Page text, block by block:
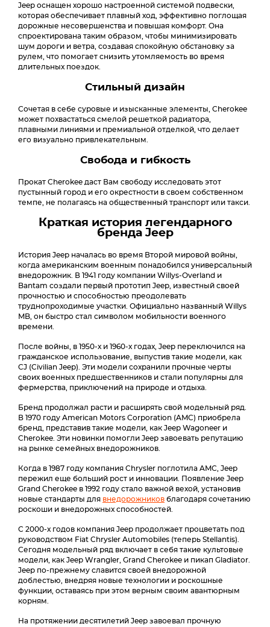
Jeep оснащен хорошо настроенной системой подвески,
которая обеспечивает плавный ход, эффективно поглощая
дорожные несовершенства и повышая комфорт. Она
спроектирована таким образом, чтобы минимизировать
шум дороги и ветра, создавая спокойную обстановку за
рулем, что помогает снизить утомляемость во время
длительных поездок.
Стильный дизайн
Сочетая в себе суровые и изысканные элементы, Cherokee
может похвастаться смелой решеткой радиатора,
плавными линиями и премиальной отделкой, что делает
его визуально привлекательным.
Свобода и гибкость
Прокат Cherokee даст Вам свободу исследовать этот
пустынный город и его окрестности в своем собственном
темпе, не полагаясь на общественный транспорт или такси.
Краткая история легендарного
бренда Jeep
История Jeep началась во время Второй мировой войны,
когда американским военным понадобился универсальный
внедорожник. В 1941 году компании Willys-Overland и
Bantam создали первый прототип Jeep, известный своей
прочностью и способностью преодолевать
труднопроходимые участки. Официально названный Willys
MB, он быстро стал символом мобильности военного
времени.
После войны, в 1950-х и 1960-х годах, Jeep переключился на
гражданское использование, выпустив такие модели, как
CJ (Civilian Jeep). Эти модели сохранили прочные черты
своих военных предшественников и стали популярны для
фермерства, приключений на природе и отдыха.
Бренд продолжал расти и расширять свой модельный ряд.
В 1970 году American Motors Corporation (AMC) приобрела
бренд, представив такие модели, как Jeep Wagoneer и
Cherokee. Эти новинки помогли Jeep завоевать репутацию
на рынке семейных внедорожников.
Когда в 1987 году компания Chrysler поглотила AMC, Jeep
пережил еще больший рост и инновации. Появление Jeep
Grand Cherokee в 1992 году стало важной вехой, установив
новые стандарты для внедорожников благодаря сочетанию
роскоши и внедорожных способностей.
С 2000-х годов компания Jeep продолжает процветать под
руководством Fiat Chrysler Automobiles (теперь Stellantis).
Сегодня модельный ряд включает в себя такие культовые
модели, как Jeep Wrangler, Grand Cherokee и пикап Gladiator.
Jeep по-прежнему славится своей внедорожной
доблестью, внедряя новые технологии и роскошные
функции, оставаясь при этом верным своим авантюрным
корням.
На протяжении десятилетий Jeep завоевал прочную